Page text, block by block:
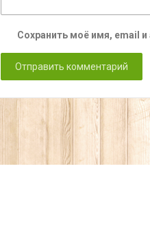
Сохранить моё имя, email